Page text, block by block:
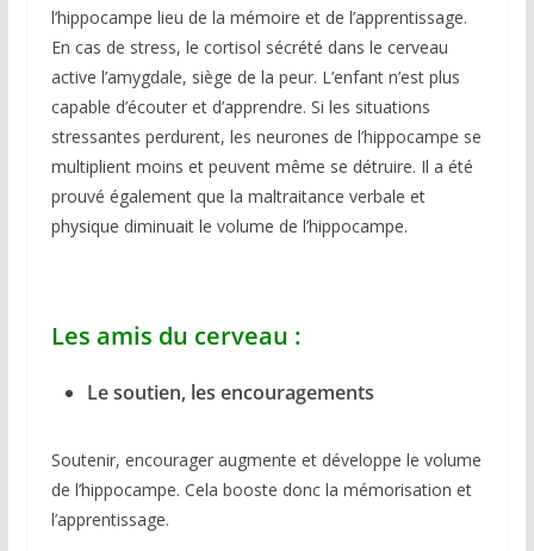
l’hippocampe lieu de la mémoire et de l’apprentissage.
En cas de stress, le cortisol sécrété dans le cerveau
active l’amygdale, siège de la peur. L’enfant n’est plus
capable d’écouter et d’apprendre. Si les situations
stressantes perdurent, les neurones de l’hippocampe se
multiplient moins et peuvent même se détruire. Il a été
prouvé également que la maltraitance verbale et
physique diminuait le volume de l’hippocampe.
Les amis du cerveau :
Le soutien, les encouragements
Soutenir, encourager augmente et développe le volume
de l’hippocampe. Cela booste donc la mémorisation et
l’apprentissage.